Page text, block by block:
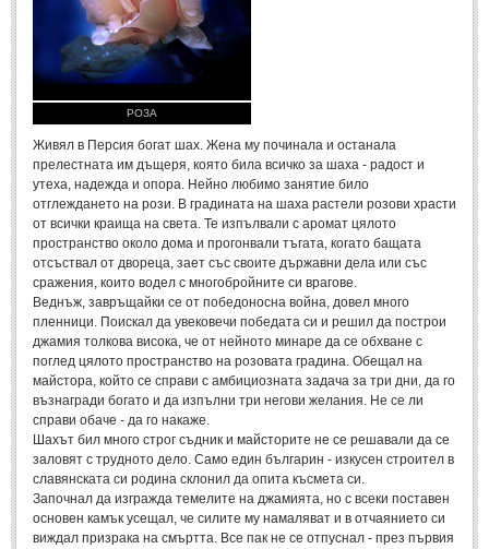
Стихове за Осми Март
Стихове за Мама
ТЕКСТОВЕ
ТЕКСТОВЕ
Истории
Разкази
Автори на Разкази
Басни
Автори на Басни
ПРИКАЗКИ
Автори на приказки
МИТОВЕ И ЛЕГЕНДИ
РОЗА
Живял в Персия богат шах. Жена му починала и останала
прелестната им дъщеря, която била всичко за шаха - радост и
утеха, надежда и опора. Нейно любимо занятие било
отглеждането на рози. В градината на шаха растели розови храсти
от всички краища на света. Те изпълвали с аромат цялото
пространство около дома и прогонвали тъгата, когато бащата
отсъствал от двореца, зает със своите държавни дела или със
сражения, които водел с многобройните си врагове.
Веднъж, завръщайки се от победоносна война, довел много
пленници. Поискал да увековечи победата си и решил да построи
джамия толкова висока, че от нейното минаре да се обхване с
поглед цялото пространство на розовата градина. Обещал на
майстора, който се справи с амбициозната задача за три дни, да го
възнагради богато и да изпълни три негови желания. Не се ли
справи обаче - да го накаже.
Шахът бил много строг съдник и майсторите не се решавали да се
заловят с трудното дело. Само един българин - изкусен строител в
славянската си родина склонил да опита късмета си.
Започнал да изгражда темелите на джамията, но с всеки поставен
основен камък усещал, че силите му намаляват и в отчаянието си
виждал призрака на смъртта. Все пак не се отпуснал - през първия